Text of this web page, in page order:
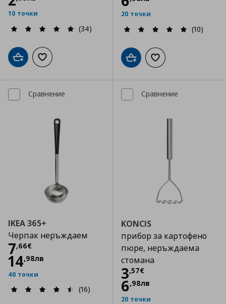
10 точки
(34)
Добави в кошницата
Добави към списъка с любими
20 точки
(10)
Добави в кошницата
Добави към
Сравнение
IKEA 365+
Черпак неръждаем
7,66€
Цена
14,98лв
40 точки
(16)
Сравнение
KONCIS
прибор за картофено
пюре, неръждаема
стомана
3,57€
Цена
6,98лв
20 точки